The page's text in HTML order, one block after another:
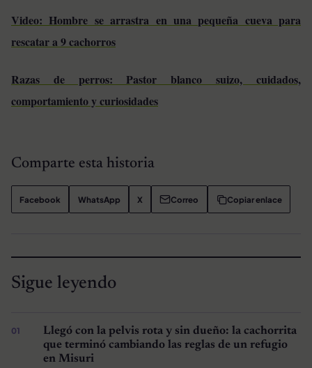
Video: Hombre se arrastra en una pequeña cueva para
rescatar a 9 cachorros
Razas de perros: Pastor blanco suizo, cuidados,
comportamiento y curiosidades
Comparte esta historia
Facebook WhatsApp X Correo Copiar enlace
Sigue leyendo
Llegó con la pelvis rota y sin dueño: la cachorrita
que terminó cambiando las reglas de un refugio
en Misuri